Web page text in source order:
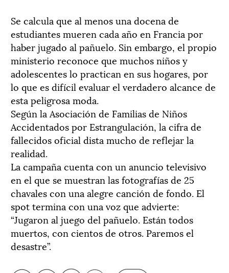
Se calcula que al menos una docena de
estudiantes mueren cada año en Francia por
haber jugado al pañuelo. Sin embargo, el propio
ministerio reconoce que muchos niños y
adolescentes lo practican en sus hogares, por
lo que es difícil evaluar el verdadero alcance de
esta peligrosa moda.
Según la Asociación de Familias de Niños
Accidentados por Estrangulación, la cifra de
fallecidos oficial dista mucho de reflejar la
realidad.
La campaña cuenta con un anuncio televisivo
en el que se muestran las fotografías de 25
chavales con una alegre canción de fondo. El
spot termina con una voz que advierte:
“Jugaron al juego del pañuelo. Están todos
muertos, con cientos de otros. Paremos el
desastre”.